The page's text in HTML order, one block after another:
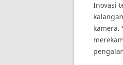
Inovasi
kamera.